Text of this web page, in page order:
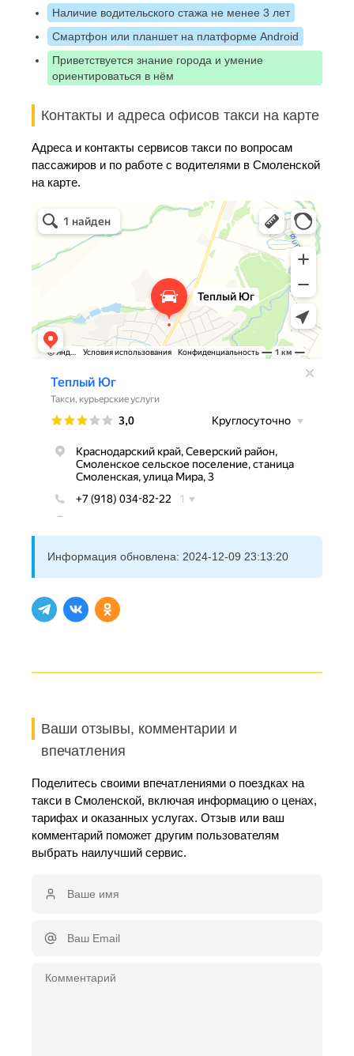
Наличие водительского стажа не менее 3 лет
Смартфон или планшет на платформе Android
Приветствуется знание города и умение
ориентироваться в нём
Контакты и адреса офисов такси на карте
Адреса и контакты сервисов такси по вопросам
пассажиров и по работе с водителями в Смоленской
на карте.
Информация обновлена: 2024-12-09 23:13:20
Ваши отзывы, комментарии и
впечатления
Поделитесь своими впечатлениями о поездках на
такси в Смоленской, включая информацию о ценах,
тарифах и оказанных услугах. Отзыв или ваш
комментарий поможет другим пользователям
выбрать наилучший сервис.